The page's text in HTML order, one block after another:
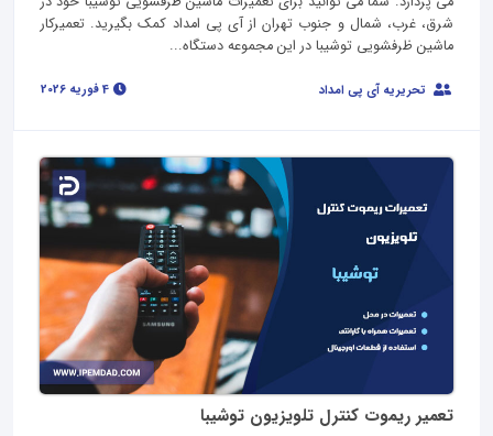
شرق، غرب، شمال و جنوب تهران از آی پی امداد کمک بگیرید. تعمیرکار
ماشین ظرفشویی توشیبا در این مجموعه دستگاه...
تحریریه آی پی امداد
تعمیر ریموت کنترل تلویزیون توشیبا